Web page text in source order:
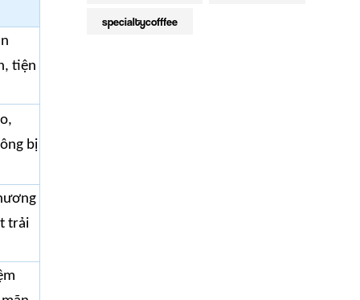
tiện
bị
trải
specialtycofffee